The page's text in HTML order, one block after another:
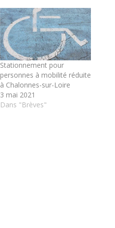
Stationnement pour
personnes à mobilité réduite
à Chalonnes-sur-Loire
3 mai 2021
Dans "Brèves"